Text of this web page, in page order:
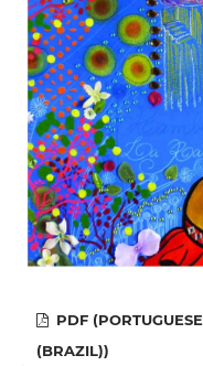
PDF (PORTUGUESE
(BRAZIL))